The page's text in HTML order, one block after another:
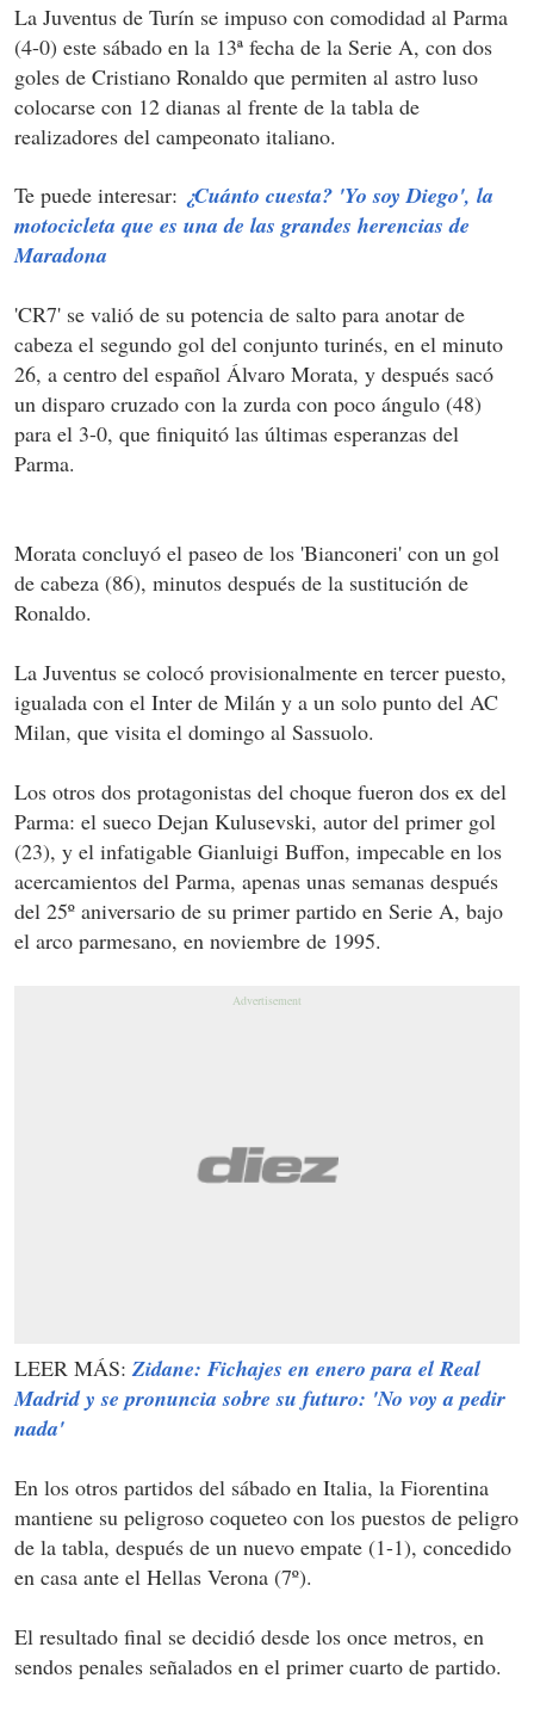
La Juventus de Turín se impuso con comodidad al Parma
(4-0) este sábado en la 13ª fecha de la Serie A, con dos
goles de Cristiano Ronaldo que permiten al astro luso
colocarse con 12 dianas al frente de la tabla de
realizadores del campeonato italiano.
Te puede interesar: ¿Cuánto cuesta? 'Yo soy Diego', la
motocicleta que es una de las grandes herencias de
Maradona
'CR7' se valió de su potencia de salto para anotar de
cabeza el segundo gol del conjunto turinés, en el minuto
26, a centro del español Álvaro Morata, y después sacó
un disparo cruzado con la zurda con poco ángulo (48)
para el 3-0, que finiquitó las últimas esperanzas del
Parma.
Morata concluyó el paseo de los 'Bianconeri' con un gol
de cabeza (86), minutos después de la sustitución de
Ronaldo.
La Juventus se colocó provisionalmente en tercer puesto,
igualada con el Inter de Milán y a un solo punto del AC
Milan, que visita el domingo al Sassuolo.
Los otros dos protagonistas del choque fueron dos ex del
Parma: el sueco Dejan Kulusevski, autor del primer gol
(23), y el infatigable Gianluigi Buffon, impecable en los
acercamientos del Parma, apenas unas semanas después
del 25º aniversario de su primer partido en Serie A, bajo
el arco parmesano, en noviembre de 1995.
LEER MÁS: Zidane: Fichajes en enero para el Real
Madrid y se pronuncia sobre su futuro: 'No voy a pedir
nada'
En los otros partidos del sábado en Italia, la Fiorentina
mantiene su peligroso coqueteo con los puestos de peligro
de la tabla, después de un nuevo empate (1-1), concedido
en casa ante el Hellas Verona (7º).
El resultado final se decidió desde los once metros, en
sendos penales señalados en el primer cuarto de partido.